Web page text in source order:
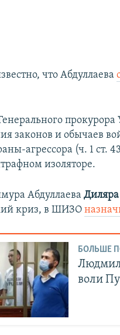
что Абдуллаева
законов и обычаев
агрессора (ч. 1
изоляторе.
АбдуллаеваДиляра
криз, в ШИЗО
БОЛЬШЕ
воли